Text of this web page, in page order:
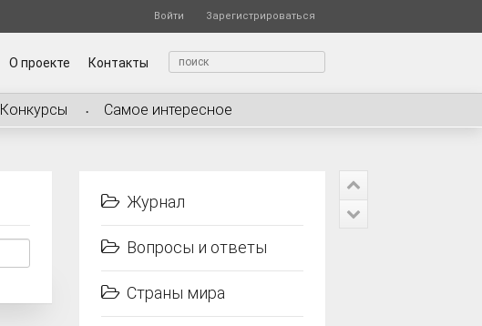
Зарегистрироваться
Войти
О проекте Контакты
Конкурсы Самое интересное
Журнал
Вопросы и ответы
Страны мира